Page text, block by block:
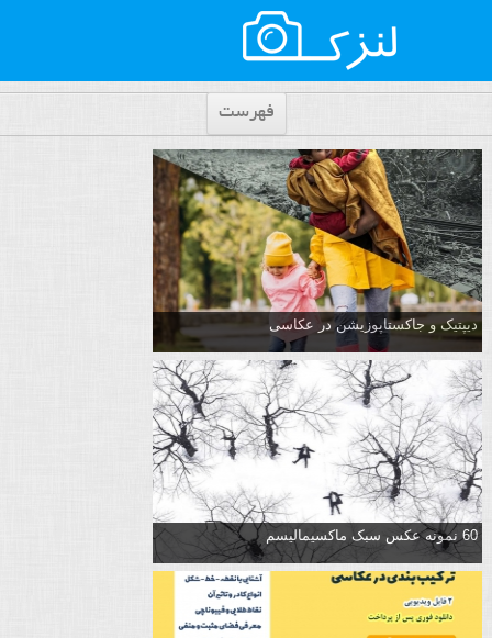
فهرست
دیپتیک و جاکستا‌پوزیشن در عکاسی
60 نمونه عکس سبک ماکسیمالیسم